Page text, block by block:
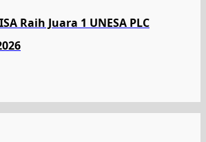
Raih Juara 1 UNESA PLC